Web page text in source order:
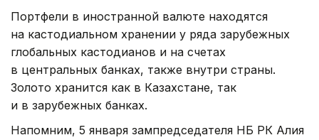
Портфели в иностранной валюте находятся
на кастодиальном хранении у ряда зарубежных
глобальных кастодианов и на счетах
в центральных банках, также внутри страны.
Золото хранится как в Казахстане, так
и в зарубежных банках.
Напомним, 5 января зампредседателя НБ РК Алия